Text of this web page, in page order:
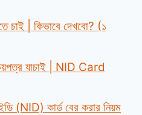
চাই | কিভাবে দেখবো? (১
যাচাই | NID Card
(NID) কার্ড বের করার নিয়ম